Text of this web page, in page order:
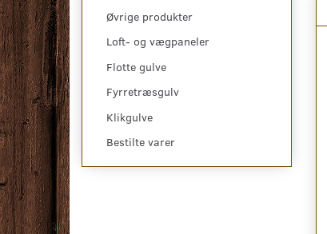
Øvrige produkter
Loft- og vægpaneler
Flotte gulve
Fyrretræsgulv
Klikgulve
Bestilte varer
HYWOOD SILDEBEN,
OAK MARAIS
629,00 DKK